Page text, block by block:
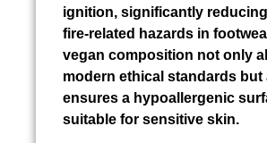
ignition, significantly
fire-related hazards in
vegan composition not only
modern ethical standards but
ensures a hypoallergenic
suitable for sensitive skin.